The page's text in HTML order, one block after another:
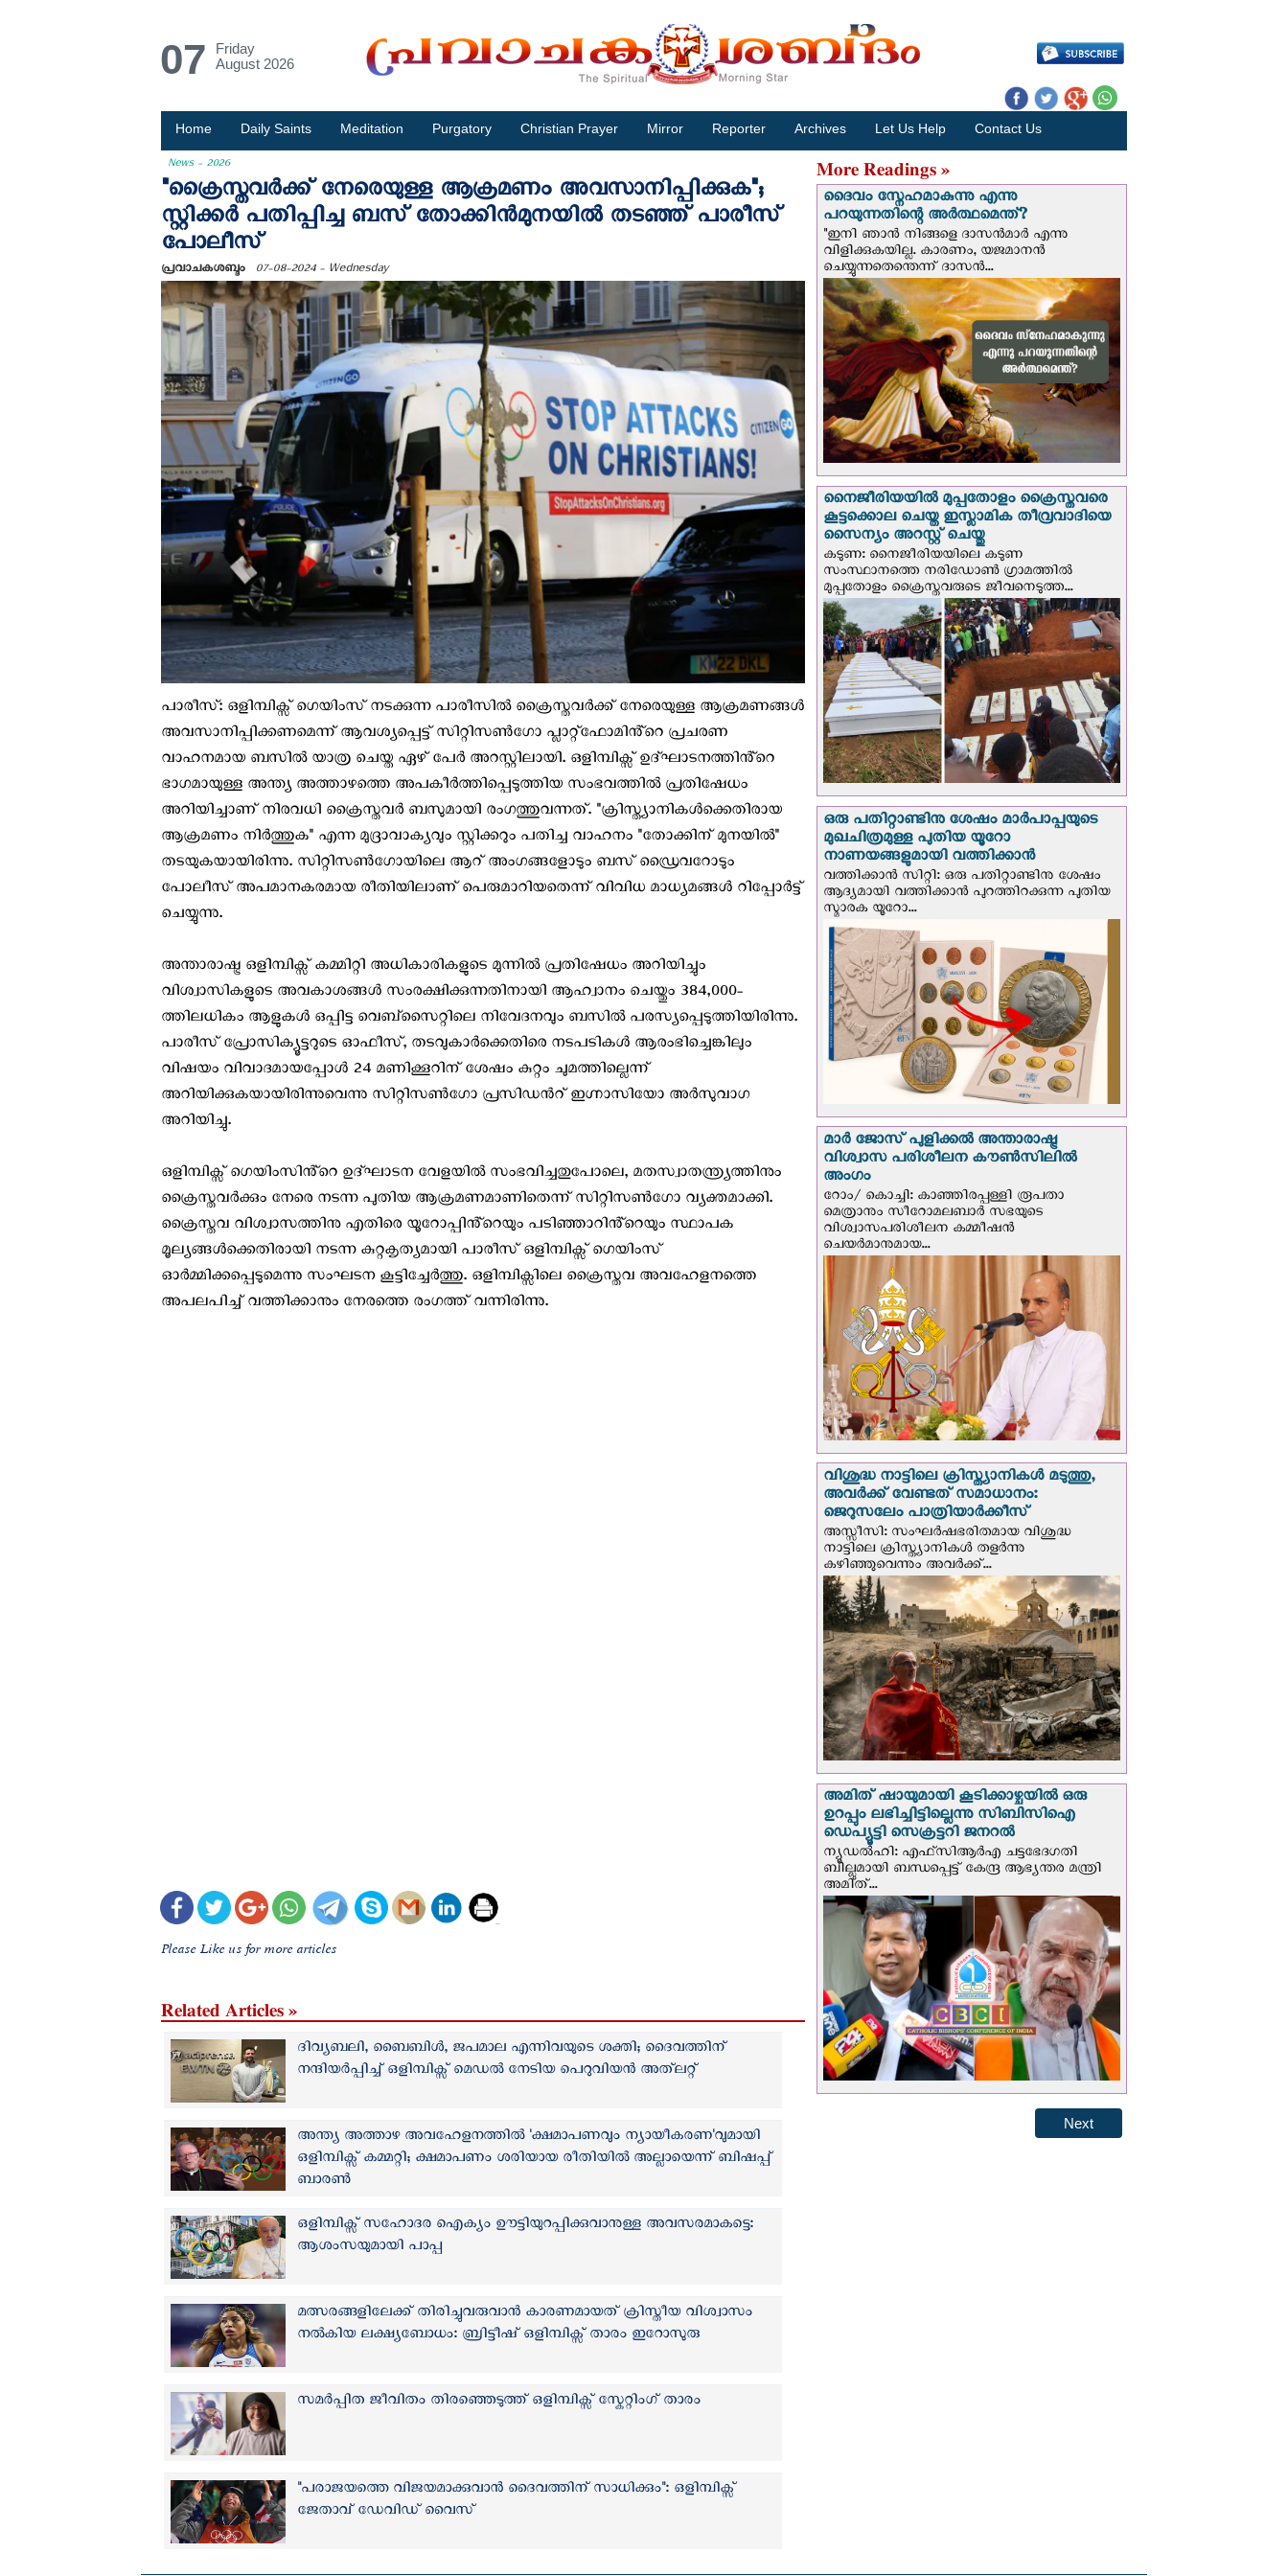
07
Friday
August 2026
Home Daily Saints Meditation Purgatory Christian Prayer Mirror Reporter Archives Let Us Help Contact Us
News - 2026
"ക്രൈസ്തവര്‍ക്ക് നേരെയുള്ള ആക്രമണം അവസാനിപ്പിക്കുക";
സ്റ്റിക്കര്‍ പതിപ്പിച്ച ബസ് തോക്കിന്‍മുനയില്‍ തടഞ്ഞ് പാരീസ്
പോലീസ്
പ്രവാചകശബ്ദം 07-08-2024 - Wednesday
പാരീസ്: ഒളിമ്പിക്സ് ഗെയിംസ് നടക്കുന്ന പാരീസിൽ ക്രൈസ്തവര്‍ക്ക് നേരെയുള്ള ആക്രമണങ്ങൾ
അവസാനിപ്പിക്കണമെന്ന് ആവശ്യപ്പെട്ട് സിറ്റിസൺഗോ പ്ലാറ്റ്‌ഫോമിൻ്റെ പ്രചരണ
വാഹനമായ ബസിൽ യാത്ര ചെയ്ത ഏഴ് പേർ അറസ്റ്റിലായി. ഒളിമ്പിക്സ് ഉദ്ഘാടനത്തിൻ്റെ
ഭാഗമായുള്ള അന്ത്യ അത്താഴത്തെ അപകീർത്തിപ്പെടുത്തിയ സംഭവത്തില്‍ പ്രതിഷേധം
അറിയിച്ചാണ് നിരവധി ക്രൈസ്തവര്‍ ബസുമായി രംഗത്തുവന്നത്. "ക്രിസ്ത്യാനികൾക്കെതിരായ
ആക്രമണം നിർത്തുക" എന്ന മുദ്രാവാക്യവും സ്റ്റിക്കറും പതിച്ച വാഹനം "തോക്കിന് മുനയിൽ"
തടയുകയായിരിന്നു. സിറ്റിസൺഗോയിലെ ആറ് അംഗങ്ങളോടും ബസ് ഡ്രൈവറോടും
പോലീസ് അപമാനകരമായ രീതിയിലാണ് പെരുമാറിയതെന്ന് വിവിധ മാധ്യമങ്ങള്‍ റിപ്പോര്‍ട്ട്
ചെയ്യുന്നു.
അന്താരാഷ്ട്ര ഒളിമ്പിക്സ് കമ്മിറ്റി അധികാരികളുടെ മുന്നിൽ പ്രതിഷേധം അറിയിച്ചും
വിശ്വാസികളുടെ അവകാശങ്ങൾ സംരക്ഷിക്കുന്നതിനായി ആഹ്വാനം ചെയ്തും 384,000-
ത്തിലധികം ആളുകൾ ഒപ്പിട്ട വെബ്‌സൈറ്റിലെ നിവേദനവും ബസില്‍ പരസ്യപ്പെടുത്തിയിരിന്നു.
പാരീസ് പ്രോസിക്യൂട്ടറുടെ ഓഫീസ്, തടവുകാർക്കെതിരെ നടപടികൾ ആരംഭിച്ചെങ്കിലും
വിഷയം വിവാദമായപ്പോള്‍ 24 മണിക്കൂറിന് ശേഷം കുറ്റം ചുമത്തില്ലെന്ന്
അറിയിക്കുകയായിരിന്നുവെന്നു സിറ്റിസൺഗോ പ്രസിഡന്‍റ് ഇഗ്നാസിയോ അർസുവാഗ
അറിയിച്ചു.
ഒളിമ്പിക്സ് ഗെയിംസിൻ്റെ ഉദ്ഘാടന വേളയിൽ സംഭവിച്ചതുപോലെ, മതസ്വാതന്ത്ര്യത്തിനും
ക്രൈസ്തവര്‍ക്കും നേരെ നടന്ന പുതിയ ആക്രമണമാണിതെന്ന് സിറ്റിസൺഗോ വ്യക്തമാക്കി.
ക്രൈസ്തവ വിശ്വാസത്തിനു എതിരെ യൂറോപ്പിൻ്റെയും പടിഞ്ഞാറിൻ്റെയും സ്ഥാപക
മൂല്യങ്ങൾക്കെതിരായി നടന്ന കുറ്റകൃത്യമായി പാരീസ് ഒളിമ്പിക്സ് ഗെയിംസ്
ഓർമ്മിക്കപ്പെടുമെന്നു സംഘടന കൂട്ടിച്ചേര്‍ത്തു. ഒളിമ്പിക്സിലെ ക്രൈസ്തവ അവഹേളനത്തെ
അപലപിച്ച് വത്തിക്കാനും നേരത്തെ രംഗത്ത് വന്നിരിന്നു.
Please Like us for more articles
Related Articles »
ദിവ്യബലി, ബൈബിള്‍, ജപമാല എന്നിവയുടെ ശക്തി; ദൈവത്തിന്
നന്ദിയര്‍പ്പിച്ച് ഒളിമ്പിക്സ് മെഡൽ നേടിയ പെറുവിയൻ അത്‌ലറ്റ്
അന്ത്യ അത്താഴ അവഹേളനത്തില്‍ 'ക്ഷമാപണവും ന്യായീകരണ'വുമായി
ഒളിമ്പിക്സ് കമ്മറ്റി; ക്ഷമാപണം ശരിയായ രീതിയില്‍ അല്ലായെന്ന് ബിഷപ്പ്
ബാരണ്‍
ഒളിമ്പിക്സ് സഹോദര ഐക്യം ഊട്ടിയുറപ്പിക്കുവാനുള്ള അവസരമാകട്ടെ:
ആശംസയുമായി പാപ്പ
മത്സരങ്ങളിലേക്ക് തിരിച്ചുവരുവാന്‍ കാരണമായത് ക്രിസ്തീയ വിശ്വാസം
നല്‍കിയ ലക്ഷ്യബോധം: ബ്രിട്ടീഷ് ഒളിമ്പിക്സ് താരം ഇറോസുരു
സമര്‍പ്പിത ജീവിതം തിരഞ്ഞെടുത്ത് ഒളിമ്പിക്സ് സ്കേറ്റിംഗ് താരം
"പരാജയത്തെ വിജയമാക്കുവാന്‍ ദൈവത്തിന് സാധിക്കും": ഒളിമ്പിക്സ്
ജേതാവ് ഡേവിഡ് വൈസ്
More Readings »
ദൈവം സ്നേഹമാകുന്നു എന്നു
പറയുന്നതിന്റെ അർത്ഥമെന്ത്?
"ഇനി ഞാന്‍ നിങ്ങളെ ദാസന്‍മാര്‍ എന്നു
വിളിക്കുകയില്ല. കാരണം, യജമാനന്‍
ചെയ്യുന്നതെന്തെന്ന് ദാസന്‍...
നൈജീരിയയില്‍ മുപ്പതോളം ക്രൈസ്തവരെ
കൂട്ടക്കൊല ചെയ്ത ഇസ്ലാമിക തീവ്രവാദിയെ
സൈന്യം അറസ്റ്റ് ചെയ്തു
കടുണ: നൈജീരിയയിലെ കടുണ
സംസ്ഥാനത്തെ നരിഡോൺ ഗ്രാമത്തിൽ
മുപ്പതോളം ക്രൈസ്തവരുടെ ജീവനെടുത്ത...
ഒരു പതിറ്റാണ്ടിനു ശേഷം മാർപാപ്പയുടെ
മുഖചിത്രമുള്ള പുതിയ യൂറോ
നാണയങ്ങളുമായി വത്തിക്കാന്‍
വത്തിക്കാന്‍ സിറ്റി: ഒരു പതിറ്റാണ്ടിനു ശേഷം
ആദ്യമായി വത്തിക്കാൻ പുറത്തിറക്കുന്ന പുതിയ
സ്മാരക യൂറോ...
മാർ ജോസ് പുളിക്കൽ അന്താരാഷ്ട്ര
വിശ്വാസ പരിശീലന കൗൺസിലിൽ
അംഗം
റോം/ കൊച്ചി: കാഞ്ഞിരപ്പള്ളി രൂപതാ
മെത്രാനും സീറോമലബാർ സഭയുടെ
വിശ്വാസപരിശീലന കമ്മീഷൻ
ചെയർമാനുമായ...
വിശുദ്ധ നാട്ടിലെ ക്രിസ്ത്യാനികൾ മടുത്തു,
അവർക്ക് വേണ്ടത് സമാധാനം:
ജെറുസലേം പാത്രിയാര്‍ക്കീസ്
അസ്സീസി: സംഘര്‍ഷഭരിതമായ വിശുദ്ധ
നാട്ടിലെ ക്രിസ്ത്യാനികൾ തളര്‍ന്നു
കഴിഞ്ഞുവെന്നും അവർക്ക്...
അമിത് ഷായുമായി കൂടിക്കാഴ്ചയില്‍ ഒരു
ഉറപ്പും ലഭിച്ചിട്ടില്ലെന്നു സിബിസിഐ
ഡെപ്യൂട്ടി സെക്രട്ടറി ജനറല്‍
ന്യൂഡല്‍ഹി: എഫ്‌സിആര്‍എ ചട്ടഭേദഗതി
ബില്ലുമായി ബന്ധപ്പെട്ട് കേന്ദ്ര ആഭ്യന്തര മന്ത്രി
അമിത്...
Next